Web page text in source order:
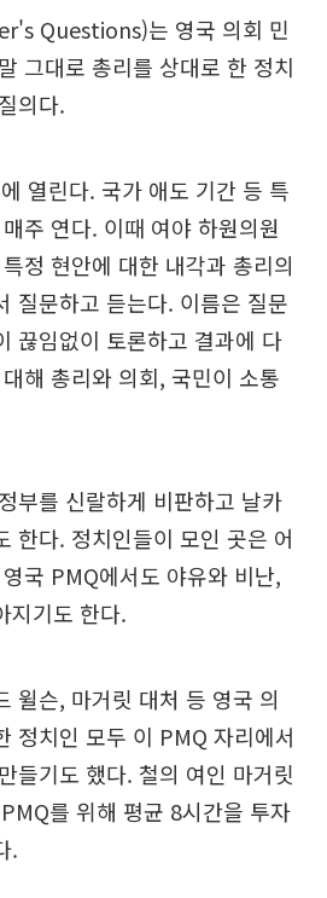
Questions)는 영국 의회 민
그대로 총리를 상대로 한 정치
의다.
열린다. 국가 애도 기간 등 특
주 연다. 이때 여야 하원의원
정 현안에 대한 내각과 총리의
질문하고 듣는다. 이름은 질문
끊임없이 토론하고 결과에 다
해 총리와 의회, 국민이 소통
부를 신랄하게 비판하고 날카
한다. 정치인들이 모인 곳은 어
국 PMQ에서도 야유와 비난,
지기도 한다.
윌슨, 마거릿 대처 등 영국 의
정치인 모두 이 PMQ 자리에서
들기도 했다. 철의 여인 마거릿
를 위해 평균 8시간을 투자
.